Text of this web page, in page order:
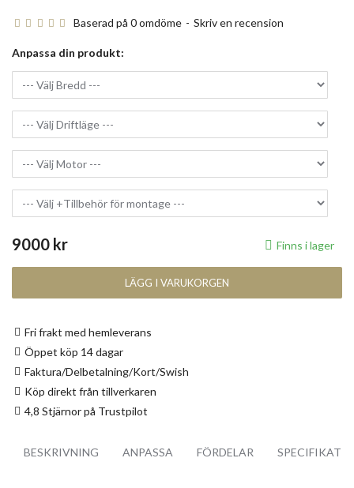
Baserad på 0 omdöme - Skriv en recension
9000 kr Finns i lager
Anpassa din produkt:
LÄGG I VARUKORGEN
Fri frakt med hemleverans
Öppet köp 14 dagar
Faktura/Delbetalning/Kort/Swish
Köp direkt från tillverkaren
4,8 Stjärnor på Trustpilot
BESKRIVNING ANPASSA FÖRDELAR